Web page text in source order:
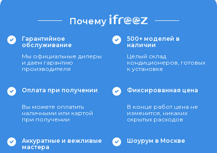
Почему
Гарантийное
обслуживание
Мы официальные дилеры
и даем гарантию
производителя
500+ моделей в
наличии
Целый склад
кондиционеров, готовых
к установке
Оплата при получении
Вы можете оплатить
наличными или картой
при получении
Фиксированная цена
В конце работ цена не
изменится, никаких
скрытых расходов
Аккуратные и вежливые
мастера
Шоурум в Москве